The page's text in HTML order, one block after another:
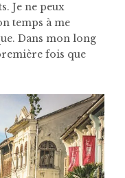
Je ne peux
temps à me
Dans mon long
fois que